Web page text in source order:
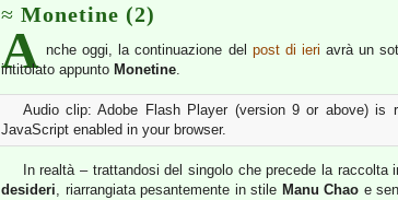
Monetine (2)
A nche oggi, la continuazione del post di ieri avrà un
intitolato appunto Monetine.
Audio clip: Adobe Flash Player (version 9 or above) is
JavaScript enabled in your browser.
In realtà – trattandosi del singolo che precede la
desideri, riarrangiata pesantemente in stile Manu Chao e